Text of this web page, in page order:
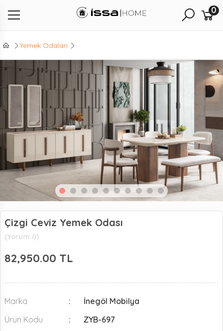
0
Yemek Odaları
Çizgi Ceviz Yemek Odası
(Yorum 0)
82,950.00 TL
Marka
İnegöl Mobilya
Ürün Kodu
ZYB-697